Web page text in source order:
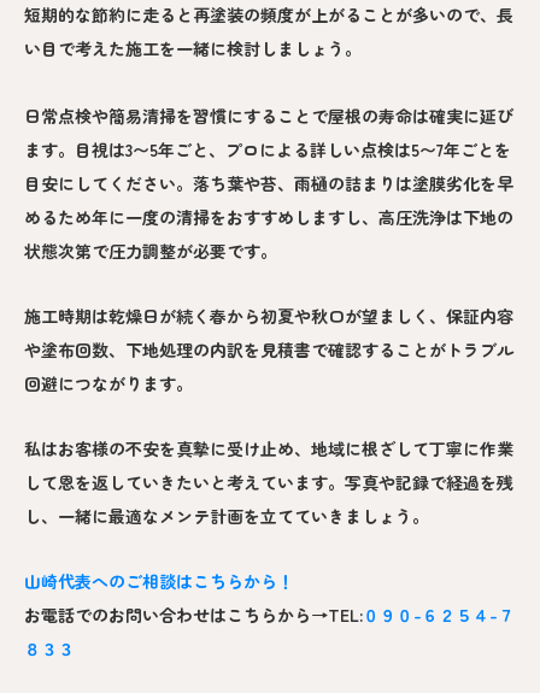
短期的な節約に走ると再塗装の頻度が上がることが多いので、長
い目で考えた施工を一緒に検討しましょう。
日常点検や簡易清掃を習慣にすることで屋根の寿命は確実に延び
ます。目視は3〜5年ごと、プロによる詳しい点検は5〜7年ごとを
目安にしてください。落ち葉や苔、雨樋の詰まりは塗膜劣化を早
めるため年に一度の清掃をおすすめしますし、高圧洗浄は下地の
状態次第で圧力調整が必要です。
施工時期は乾燥日が続く春から初夏や秋口が望ましく、保証内容
や塗布回数、下地処理の内訳を見積書で確認することがトラブル
回避につながります。
私はお客様の不安を真摯に受け止め、地域に根ざして丁寧に作業
して恩を返していきたいと考えています。写真や記録で経過を残
し、一緒に最適なメンテ計画を立てていきましょう。
山崎代表へのご相談はこちらから！
お電話でのお問い合わせはこちらから→TEL:０９０-６２５４-７
８３３